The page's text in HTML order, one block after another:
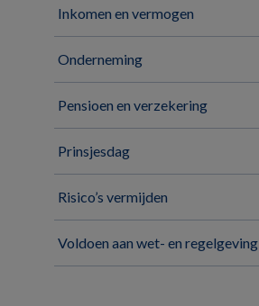
Inkomen en vermogen
Onderneming
Pensioen en verzekering
Prinsjesdag
Risico’s vermijden
Voldoen aan wet- en regelgeving